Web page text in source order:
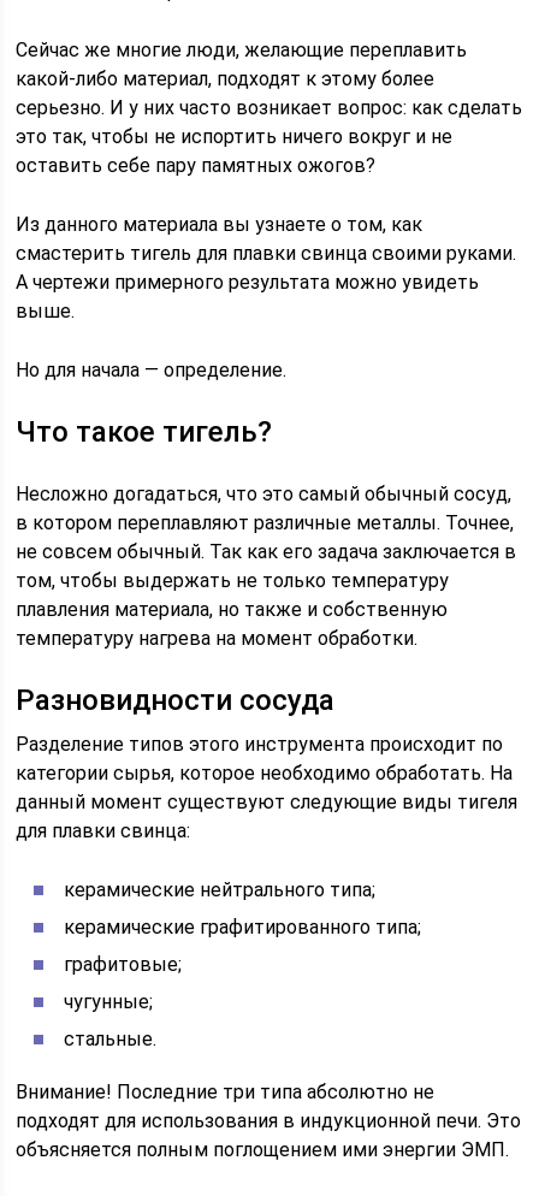
Сейчас же многие люди, желающие переплавить
какой-либо материал, подходят к этому более
серьезно. И у них часто возникает вопрос: как сделать
это так, чтобы не испортить ничего вокруг и не
оставить себе пару памятных ожогов?
Из данного материала вы узнаете о том, как
смастерить тигель для плавки свинца своими руками.
А чертежи примерного результата можно увидеть
выше.
Но для начала — определение.
Что такое тигель?
Несложно догадаться, что это самый обычный сосуд,
в котором переплавляют различные металлы. Точнее,
не совсем обычный. Так как его задача заключается в
том, чтобы выдержать не только температуру
плавления материала, но также и собственную
температуру нагрева на момент обработки.
Разновидности сосуда
Разделение типов этого инструмента происходит по
категории сырья, которое необходимо обработать. На
данный момент существуют следующие виды тигеля
для плавки свинца:
керамические нейтрального типа;
керамические графитированного типа;
графитовые;
чугунные;
стальные.
Внимание! Последние три типа абсолютно не
подходят для использования в индукционной печи. Это
объясняется полным поглощением ими энергии ЭМП.